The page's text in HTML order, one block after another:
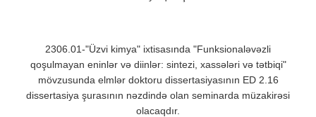
2306.01-"Üzvi kimya" ixtisasında "Funksionaləvəzli
qoşulmayan eninlər və diinlər: sintezi, xassələri və tətbiqi"
mövzusunda elmlər doktoru dissertasiyasının ED 2.16
dissertasiya şurasının nəzdində olan seminarda müzakirəsi
olacaqdır.